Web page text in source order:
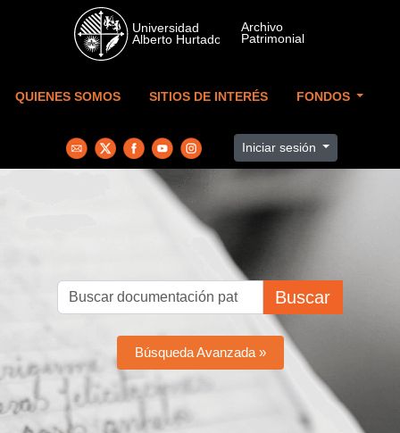
Skip to main content
QUIENES SOMOS SITIOS DE INTERÉS FONDOS
Iniciar sesión
Buscar
Búsqueda Avanzada »